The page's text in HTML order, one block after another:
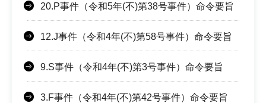
20.P事件（令和5年(不)第38号事件）命令要旨
12.J事件（令和4年(不)第58号事件）命令要旨
9.S事件（令和4年(不)第3号事件）命令要旨
3.F事件（令和4年(不)第42号事件）命令要旨